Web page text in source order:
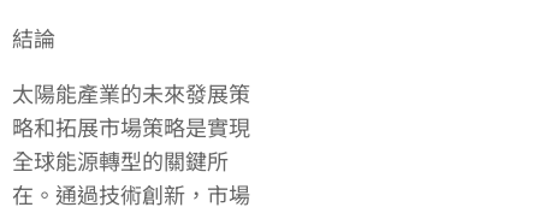
結論
太陽能產業的未來發展策
略和拓展市場策略是實現
全球能源轉型的關鍵所
在。通過技術創新，市場